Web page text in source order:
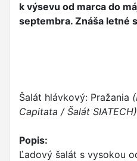
k výsevu od marca do
septembra. Znáša letné
Šalát hlávkový: Pražania
Capitata / Šalát SIATECH)
Popis:
Ľadový šalát s vysokou